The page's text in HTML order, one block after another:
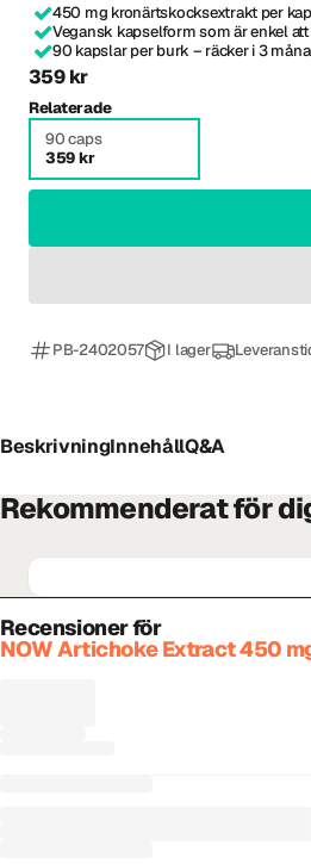
450 mg kronärtskocksextrakt per
Vegansk kapselform som är enkel
90 kapslar per burk – räcker i 3
359 kr
Relaterade
90 caps
359 kr
PB-2402057 I lager
BeskrivningInnehållQ&A
Rekommenderat för
Recensioner för
NOW Artichoke Extract 450